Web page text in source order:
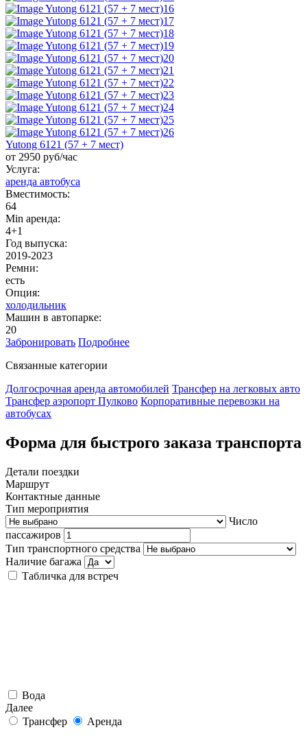
Yutong 6121 (57 + 7 мест)
от 2950 руб/час
Услуга:
аренда автобуса
Вместимость:
64
Min аренда:
4+1
Год выпуска:
2019-2023
Ремни:
есть
Опция:
холодильник
Машин в автопарке:
20
Забронировать Подробнее
Связанные категории
Долгосрочная аренда автомобилей Трансфер на легковых авто
Трансфер аэропорт Пулково Корпоративные перевозки на
автобусах
Форма для быстрого заказа транспорта
Детали поездки
Маршрут
Контактные данные
Тип мероприятия
Число
пассажиров
Тип транспортного средства
Наличие багажа
Табличка для встреч
Вода
Далее
Трансфер
Аренда